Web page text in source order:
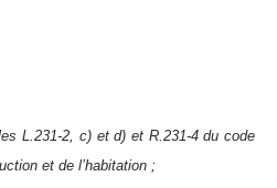
L.231-2, c) et d) et R.231-4 du code
et de l’habitation ;